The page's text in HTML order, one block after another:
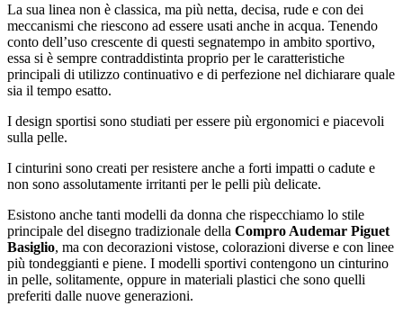
La sua linea non è classica, ma più netta, decisa, rude e con dei
meccanismi che riescono ad essere usati anche in acqua. Tenendo
conto dell’uso crescente di questi segnatempo in ambito sportivo,
essa si è sempre contraddistinta proprio per le caratteristiche
principali di utilizzo continuativo e di perfezione nel dichiarare quale
sia il tempo esatto.
I design sportisi sono studiati per essere più ergonomici e piacevoli
sulla pelle.
I cinturini sono creati per resistere anche a forti impatti o cadute e
non sono assolutamente irritanti per le pelli più delicate.
Esistono anche tanti modelli da donna che rispecchiamo lo stile
principale del disegno tradizionale della Compro Audemar Piguet
Basiglio, ma con decorazioni vistose, colorazioni diverse e con linee
più tondeggianti e piene. I modelli sportivi contengono un cinturino
in pelle, solitamente, oppure in materiali plastici che sono quelli
preferiti dalle nuove generazioni.